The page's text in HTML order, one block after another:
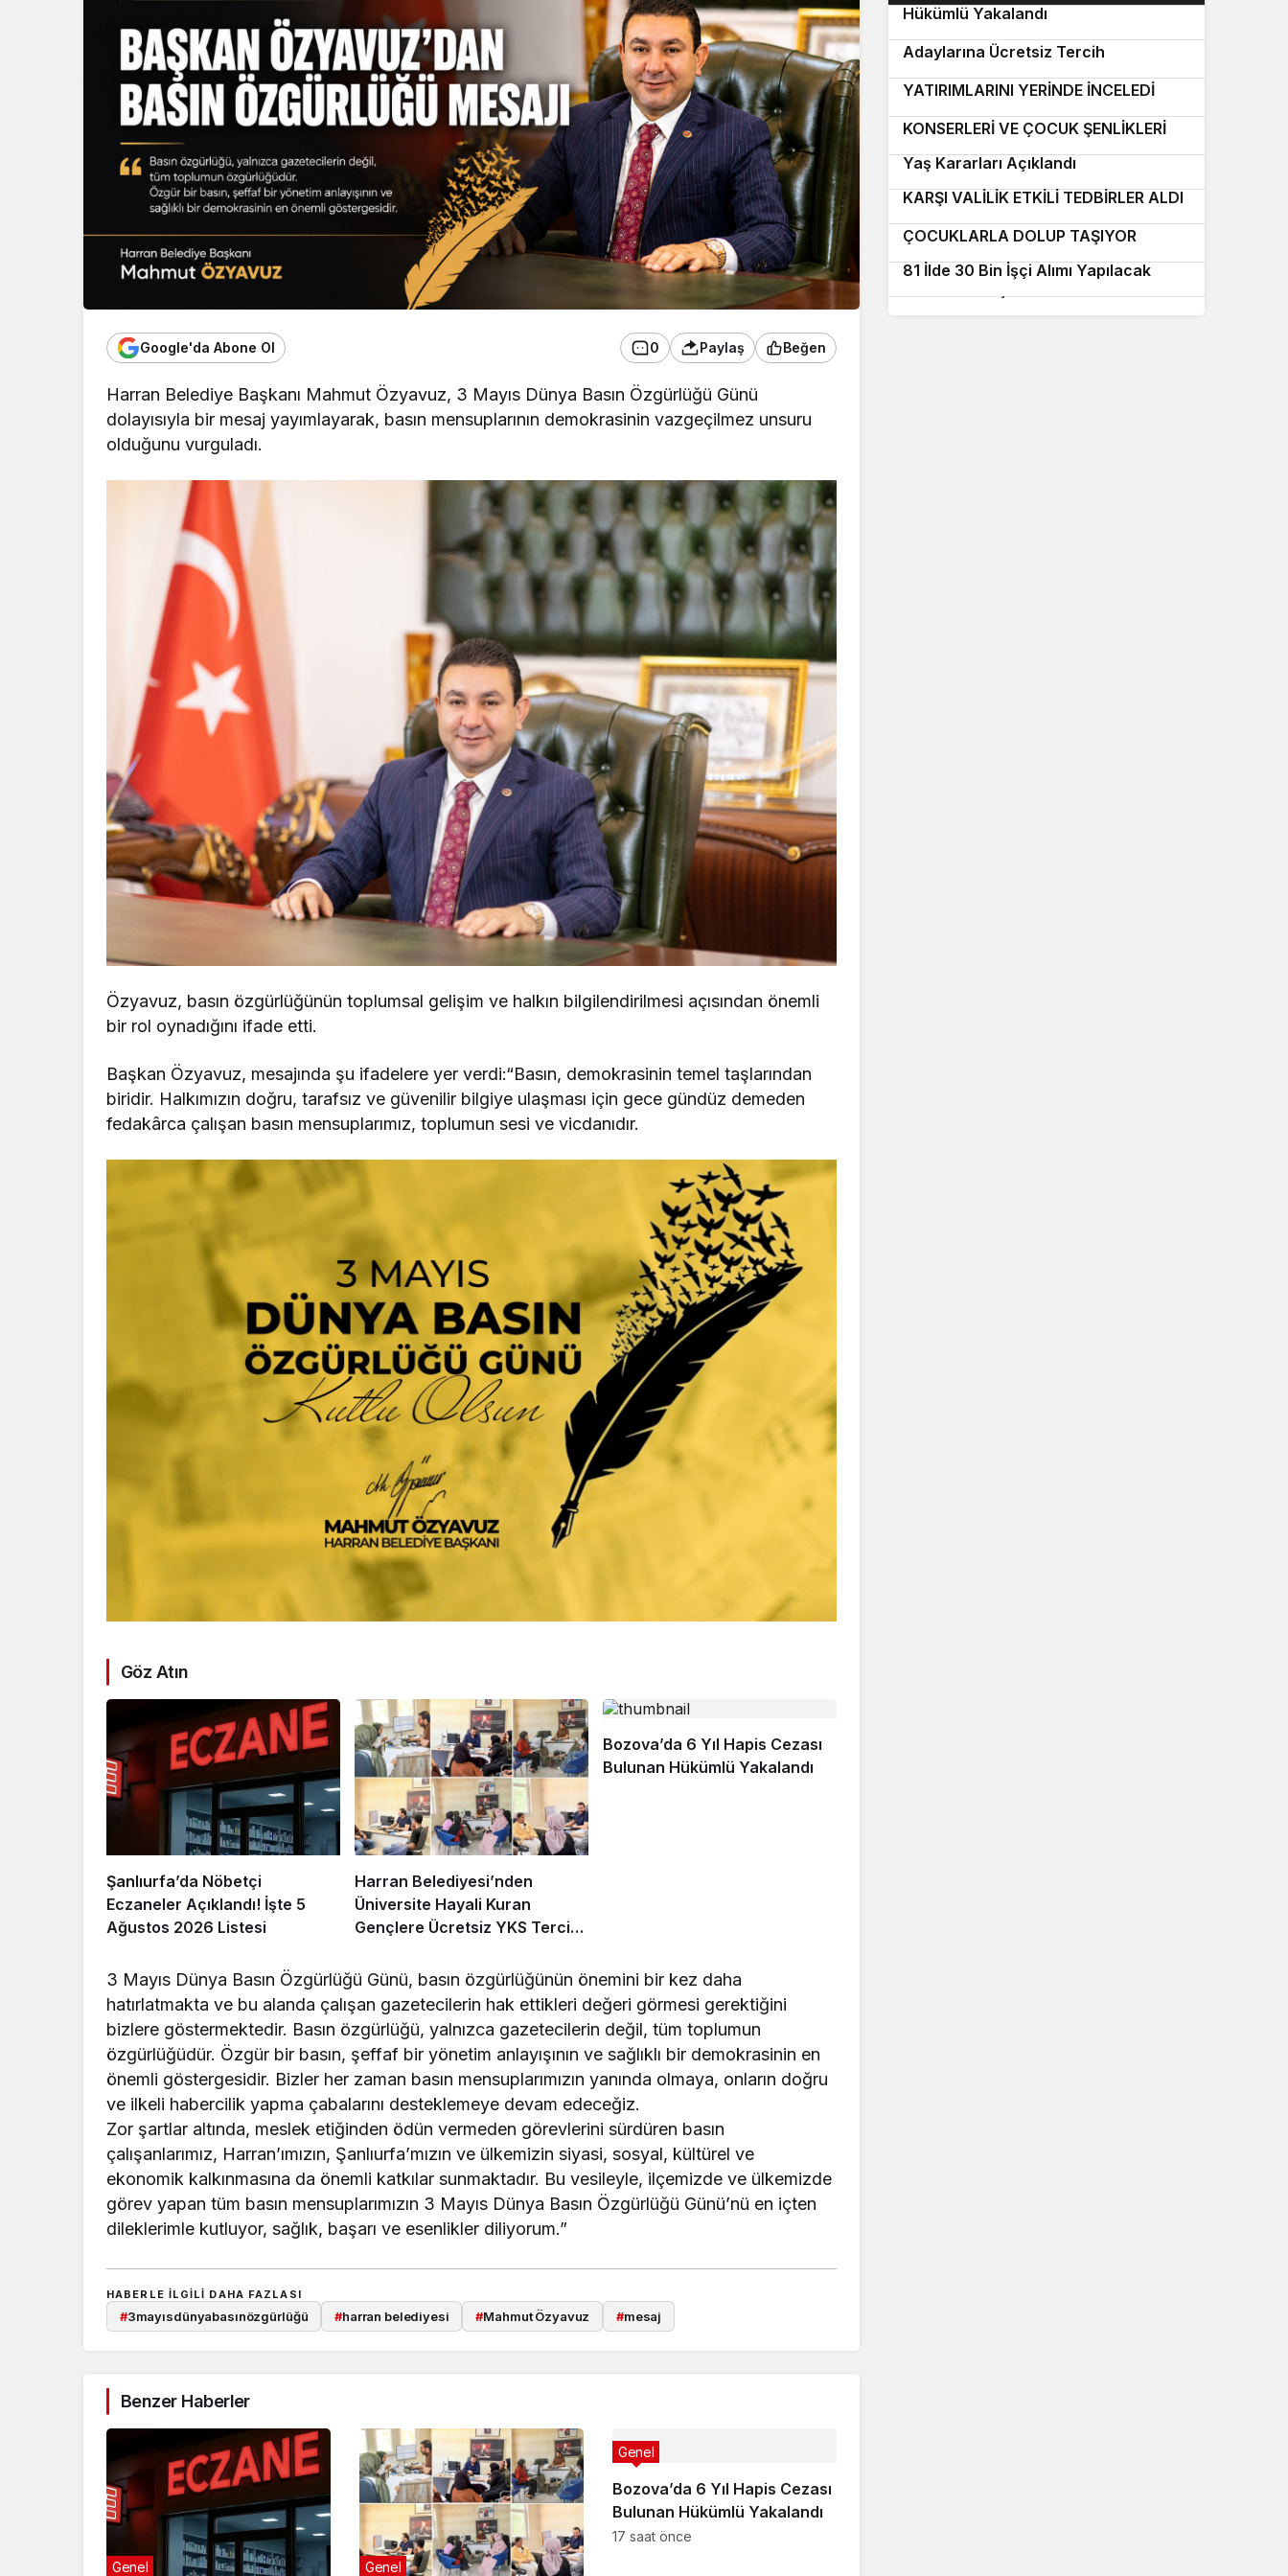
Google'da Abone Ol 0 Paylaş Beğen
Harran Belediye Başkanı Mahmut Özyavuz, 3 Mayıs Dünya Basın Özgürlüğü Günü
dolayısıyla bir mesaj yayımlayarak, basın mensuplarının demokrasinin vazgeçilmez unsuru
olduğunu vurguladı.
Özyavuz, basın özgürlüğünün toplumsal gelişim ve halkın bilgilendirilmesi açısından önemli
bir rol oynadığını ifade etti.
Başkan Özyavuz, mesajında şu ifadelere yer verdi:“Basın, demokrasinin temel taşlarından
biridir. Halkımızın doğru, tarafsız ve güvenilir bilgiye ulaşması için gece gündüz demeden
fedakârca çalışan basın mensuplarımız, toplumun sesi ve vicdanıdır.
Göz Atın
Şanlıurfa’da Nöbetçi
Eczaneler Açıklandı! İşte 5
Ağustos 2026 Listesi
Harran Belediyesi’nden
Üniversite Hayali Kuran
Gençlere Ücretsiz YKS Tercih
Bozova’da 6 Yıl Hapis Cezası
Bulunan Hükümlü Yakalandı
3 Mayıs Dünya Basın Özgürlüğü Günü, basın özgürlüğünün önemini bir kez daha
hatırlatmakta ve bu alanda çalışan gazetecilerin hak ettikleri değeri görmesi gerektiğini
bizlere göstermektedir. Basın özgürlüğü, yalnızca gazetecilerin değil, tüm toplumun
özgürlüğüdür. Özgür bir basın, şeffaf bir yönetim anlayışının ve sağlıklı bir demokrasinin en
önemli göstergesidir. Bizler her zaman basın mensuplarımızın yanında olmaya, onların doğru
ve ilkeli habercilik yapma çabalarını desteklemeye devam edeceğiz.
Zor şartlar altında, meslek etiğinden ödün vermeden görevlerini sürdüren basın
çalışanlarımız, Harran’ımızın, Şanlıurfa’mızın ve ülkemizin siyasi, sosyal, kültürel ve
ekonomik kalkınmasına da önemli katkılar sunmaktadır. Bu vesileyle, ilçemizde ve ülkemizde
görev yapan tüm basın mensuplarımızın 3 Mayıs Dünya Basın Özgürlüğü Günü’nü en içten
dileklerimle kutluyor, sağlık, başarı ve esenlikler diliyorum.”
HABERLE ILGILI DAHA FAZLASI
#3mayısdünyabasınözgürlüğü #harran belediyesi #Mahmut Özyavuz #mesaj
Benzer Haberler
Genel Genel
Bozova’da 6 Yıl Hapis Cezası
Bulunan Hükümlü Yakalandı
Genel
17 saat önce
Hükümlü Yakalandı
Adaylarına Ücretsiz Tercih
Danışmanlığı
YATIRIMLARINI YERİNDE İNCELEDİ
KONSERLERİ VE ÇOCUK ŞENLİKLERİ
SÜRÜYOR
6
Yaş Kararları Açıklandı
7
ŞANLIURFA’DA FISTIK HIRSIZLIĞINA
KARŞI VALİLİK ETKİLİ TEDBİRLER ALDI
8
BÜYÜKŞEHİR’İN ÜCRETSİZ HAVUZLARI
ÇOCUKLARLA DOLUP TAŞIYOR
9
81 İlde 30 Bin İşçi Alımı Yapılacak
10
Şanlıurfa’da 3 Ağustos Nöbetçi